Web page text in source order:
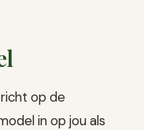
op de
in op jou als